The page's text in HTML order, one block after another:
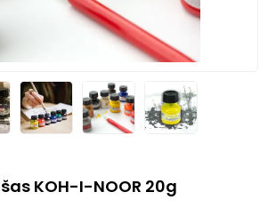
KOH-I-NOOR 20g